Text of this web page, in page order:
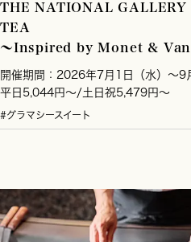
THE NATIONAL GALLERY
TEA
～Inspired by Monet & Van
開催期間：2026年7月1日（水）～9
平日5,044円～/土日祝5,479円～
#グラマシースイート